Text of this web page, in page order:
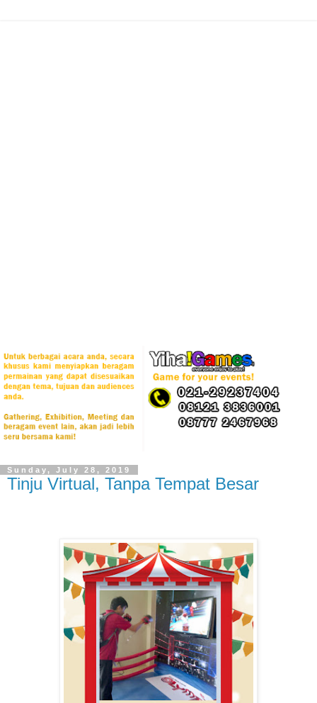
Sunday, July 28, 2019
Tinju Virtual, Tanpa Tempat Besar